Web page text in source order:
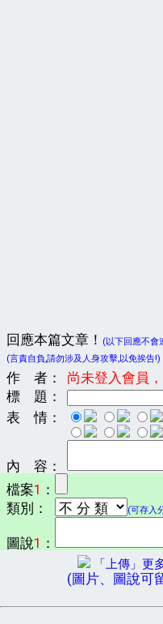
回應本篇文章！
(以下回應不會
(言責自負,請勿涉及人身攻擊,以免挨告!)
作 者：
尚未登入會員
標 題：
表 情：
內 容：
檔案1 ：
類別：
(可存入
圖說1 ：
「上傳」更
(圖片、圖說可